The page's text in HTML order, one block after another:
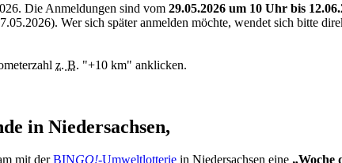
Die Anmeldungen sind vom 29.05.2026 um 10 Uhr bis
Wer sich später anmelden möchte, wendet sich bitte
z. B. "+10 km" anklicken.
in Niedersachsen,
mit derBINGO!-Umweltlotterie in Niedersachsen eine „Woche